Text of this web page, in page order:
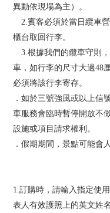
異動依現場為主）。
2.賓客必須於當日纜車
櫃台取回行李。
3.根據我們的纜車守則
車，如行李的尺寸大過48
必須將該行李寄存。
．如於三號強風或以上信
車服務會臨時暫停開放不
設施或項目請求權利。
．假期期間，景點可能會
1.訂購時，請輸入指定使
表人有效護照上的英文姓名